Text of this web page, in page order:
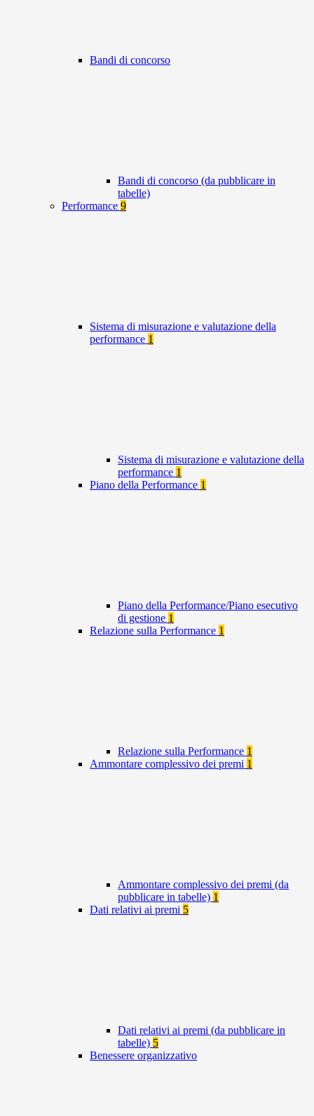
Bandi di concorso
Bandi di concorso (da pubblicare in
tabelle)
Performance 9
Sistema di misurazione e valutazione della
performance 1
Sistema di misurazione e valutazione della
performance 1
Piano della Performance 1
Piano della Performance/Piano esecutivo
di gestione 1
Relazione sulla Performance 1
Relazione sulla Performance 1
Ammontare complessivo dei premi 1
Ammontare complessivo dei premi (da
pubblicare in tabelle) 1
Dati relativi ai premi 5
Dati relativi ai premi (da pubblicare in
tabelle) 5
Benessere organizzativo